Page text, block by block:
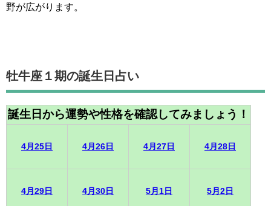
野が広がります。
牡牛座１期の誕生日占い
誕生日から運勢や性格を確認してみましょう！
4月25日 4月26日 4月27日 4月28日
4月29日 4月30日 5月1日 5月2日